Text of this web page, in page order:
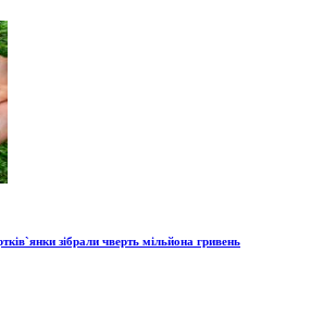
зібрали чверть мільйона гривень